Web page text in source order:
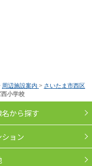
周辺施設案内 > さいたま市西区
小学校
から探す
ション